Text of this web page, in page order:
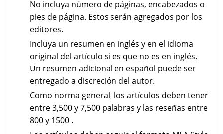
No incluya número de páginas, encabezados o
pies de página. Estos serán agregados por los
editores.
Incluya un resumen en inglés y en el idioma
original del artículo si es que no es en inglés.
Un resumen adicional en español puede ser
entregado a discreción del autor.
Como norma general, los artículos deben tener
entre 3,500 y 7,500 palabras y las reseñas entre
800 y 1500 .